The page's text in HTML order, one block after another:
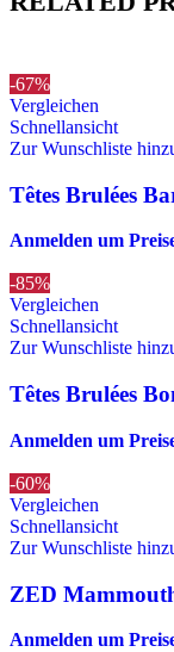
-67%
Vergleichen
Schnellansicht
Zur Wunschliste
Têtes Brulées
Anmelden um
-85%
Vergleichen
Schnellansicht
Zur Wunschliste
Têtes Brulées
Anmelden um
-60%
Vergleichen
Schnellansicht
Zur Wunschliste
ZED
Anmelden um